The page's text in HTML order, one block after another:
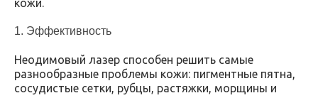
кожи.
1. Эффективность
Неодимовый лазер способен решить самые
разнообразные проблемы кожи: пигментные пятна,
сосудистые сетки, рубцы, растяжки, морщины и